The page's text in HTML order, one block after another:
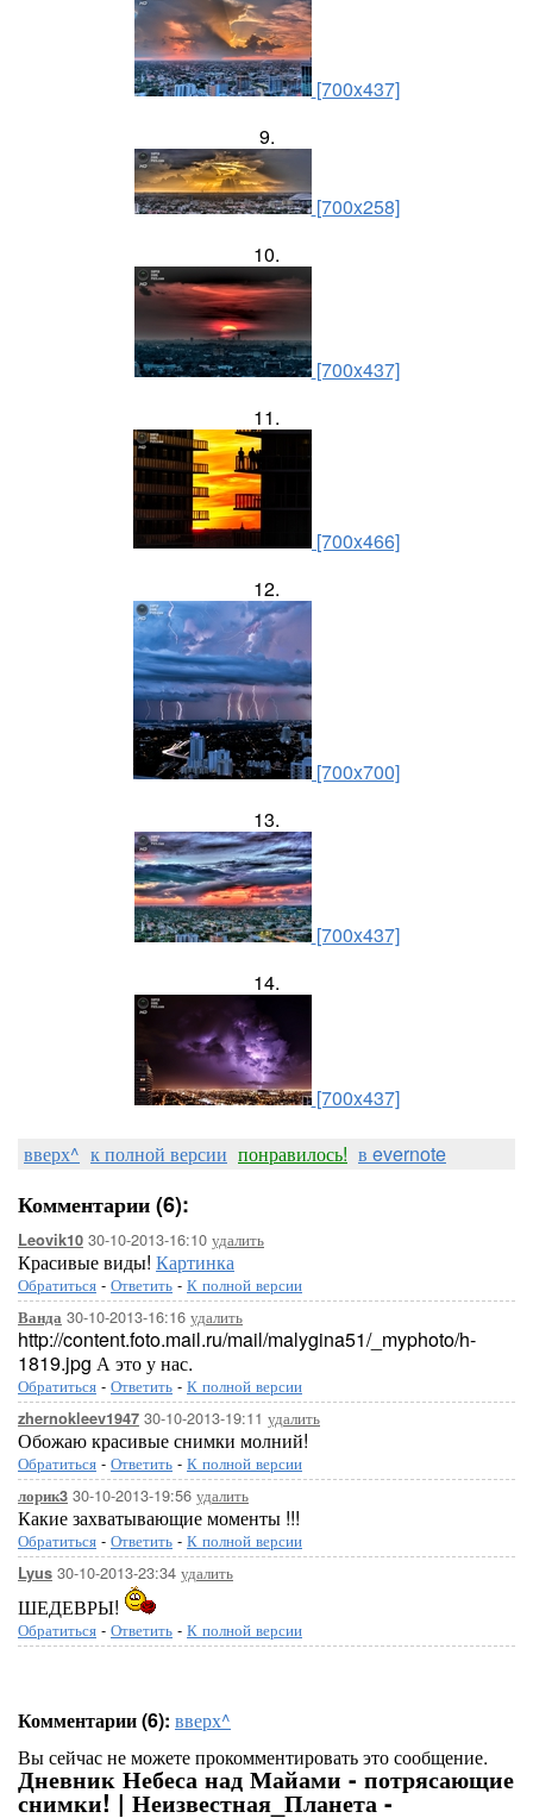
[700x437]
9.
[700x258]
10.
[700x437]
11.
[700x466]
12.
[700x700]
13.
[700x437]
14.
[700x437]
вверх^ к полной версии понравилось! в evernote
Комментарии (6):
Leovik10 30-10-2013-16:10 удалить
Красивые виды! Картинка
Обратиться - Ответить - К полной версии
Ванда 30-10-2013-16:16 удалить
http://content.foto.mail.ru/mail/malygina51/_myphoto/h-
1819.jpg А это у нас.
Обратиться - Ответить - К полной версии
zhernokleev1947 30-10-2013-19:11 удалить
Обожаю красивые снимки молний!
Обратиться - Ответить - К полной версии
лорик3 30-10-2013-19:56 удалить
Какие захватывающие моменты !!!
Обратиться - Ответить - К полной версии
Lyus 30-10-2013-23:34 удалить
ШЕДЕВРЫ!
Обратиться - Ответить - К полной версии
Комментарии (6): вверх^
Вы сейчас не можете прокомментировать это сообщение.
Дневник Небеса над Майами - потрясающие
снимки! | Неизвестная_Планета -